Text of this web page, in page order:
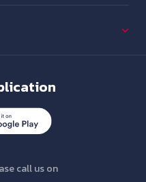
call us on